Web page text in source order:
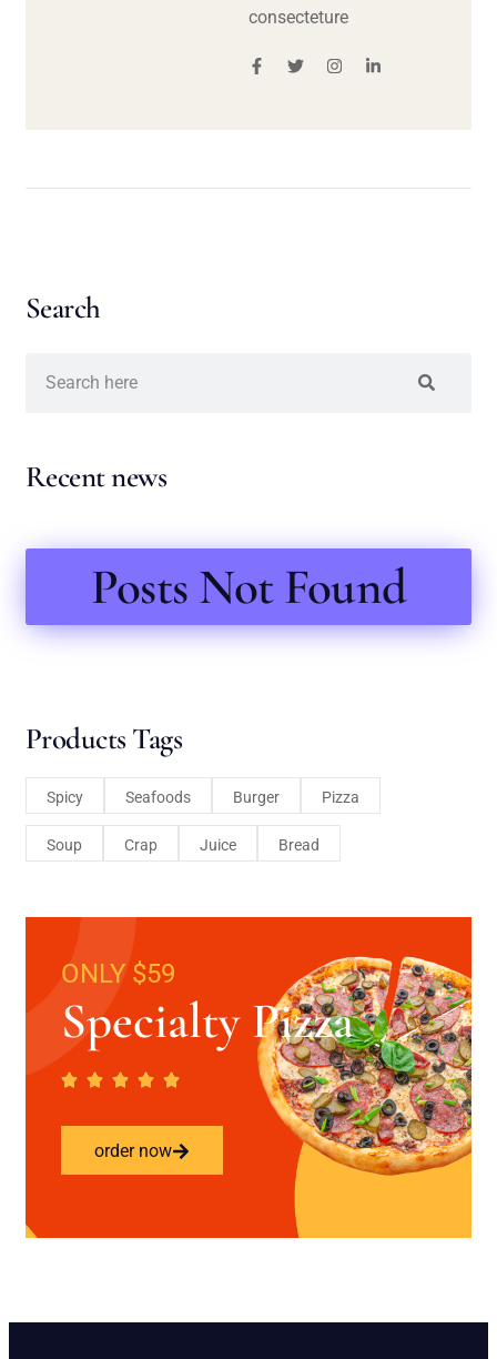
consecteture
Search
Recent news
Posts Not Found
Products Tags
Spicy Seafoods Burger Pizza
Soup Crap Juice Bread
ONLY $59
Specialty Pizza
order now